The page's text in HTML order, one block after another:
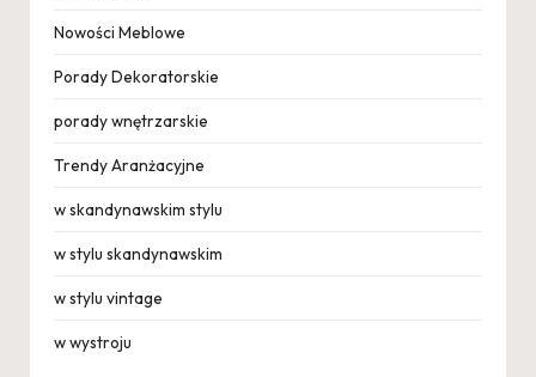
Nowości Meblowe
Porady Dekoratorskie
porady wnętrzarskie
Trendy Aranżacyjne
w skandynawskim stylu
w stylu skandynawskim
w stylu vintage
w wystroju